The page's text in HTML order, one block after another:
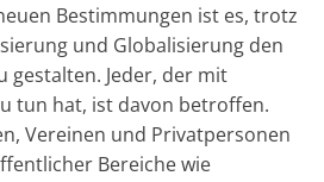
Bestimmungen ist es, trotz
und Globalisierung den
gestalten. Jeder, der mit
tun hat, ist davon betroffen.
Vereinen und Privatpersonen
Bereiche wie